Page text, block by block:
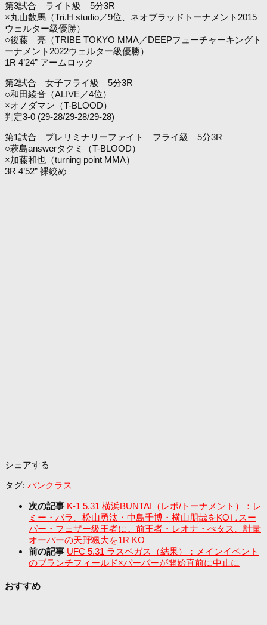
第3試合 ライト級 5分3R
×丸山数馬（Tri.H studio／9位、ネオブラッドトーナメント2015
ウェルター級優勝）
○後藤 亮（TRIBE TOKYO MMA／DEEPフューチャーキングト
ーナメント2022ウェルター級優勝）
1R 4’24” アームロック
第2試合 女子フライ級 5分3R
○和田綾音（ALIVE／4位）
×オノダマン（T-BLOOD）
判定3-0 (29-28/29-28/29-28)
第1試合 プレリミナリーファイト フライ級 5分3R
○萩島answerタクミ（T-BLOOD）
×加藤和也（turning point MMA）
3R 4’52” 裸絞め
シェアする
タグ: パンクラス
次の記事 K-1 5.31 横浜BUNTAI（レポ/トーナメント）：レ
ミー・パラ、松山勇汰・中島千博・横山朋哉をKOしスー
パー・フェザー級王者に。前王者・レオナ・ぺタス、計量
オーバーの天野颯大を1R KO
前の記事 UFC 5.31 ラスベガス（結果）：メインイベント
のブランチフィールド×バーバーが開始直前に中止に
おすすめ